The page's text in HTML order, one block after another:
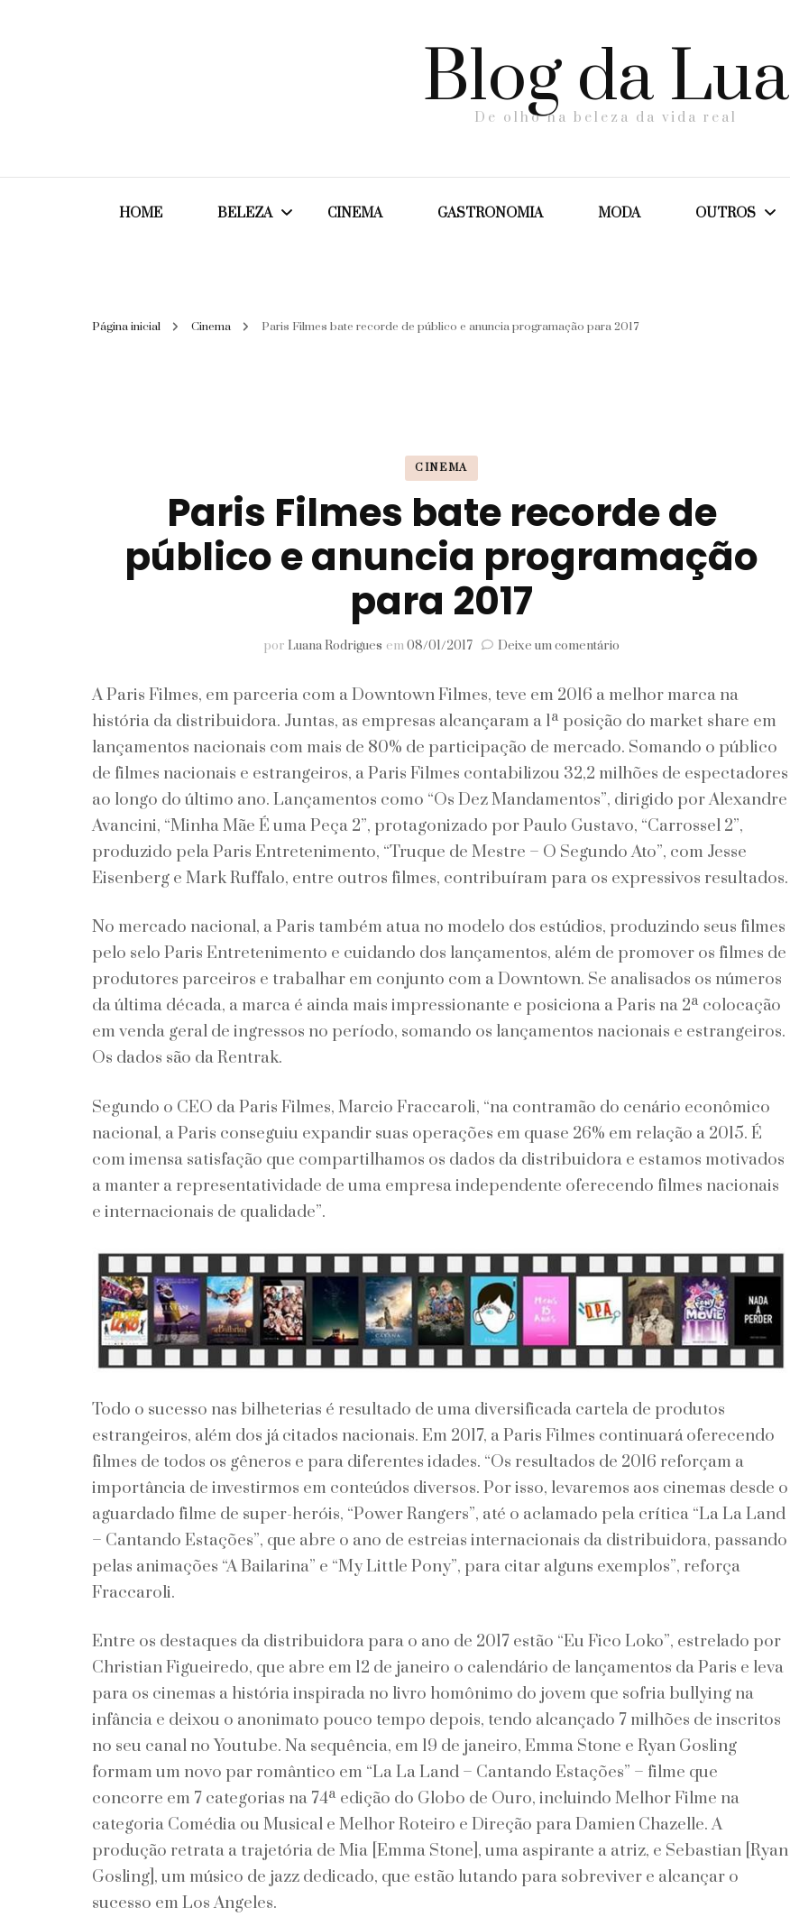
Blog da Lua
De olho na beleza da vida real
HOME BELEZA
Unhas
CINEMA GASTRONOMIA MODA OUTROS
Página inicial Cinema Paris Filmes bate recorde de público e anuncia programação para 2017
CINEMA
Paris Filmes bate recorde de
público e anuncia programação
para 2017
por Luana Rodrigues em08/01/2017 Deixe um comentárioem
bate
recorde
público
e
anuncia
programação
para
2017
A Paris Filmes, em parceria com a Downtown Filmes, teve em 2016 a melhor marca na
história da distribuidora. Juntas, as empresas alcançaram a 1ª posição do market share em
lançamentos nacionais com mais de 80% de participação de mercado. Somando o público
de filmes nacionais e estrangeiros, a Paris Filmes contabilizou 32,2 milhões de espectadores
ao longo do último ano. Lançamentos como “Os Dez Mandamentos”, dirigido por Alexandre
Avancini, “Minha Mãe É uma Peça 2”, protagonizado por Paulo Gustavo, “Carrossel 2”,
produzido pela Paris Entretenimento, “Truque de Mestre – O Segundo Ato”, com Jesse
Eisenberg e Mark Ruffalo, entre outros filmes, contribuíram para os expressivos resultados.
No mercado nacional, a Paris também atua no modelo dos estúdios, produzindo seus filmes
pelo selo Paris Entretenimento e cuidando dos lançamentos, além de promover os filmes de
produtores parceiros e trabalhar em conjunto com a Downtown. Se analisados os números
da última década, a marca é ainda mais impressionante e posiciona a Paris na 2ª colocação
em venda geral de ingressos no período, somando os lançamentos nacionais e estrangeiros.
Os dados são da Rentrak.
Segundo o CEO da Paris Filmes, Marcio Fraccaroli, “na contramão do cenário econômico
nacional, a Paris conseguiu expandir suas operações em quase 26% em relação a 2015. É
com imensa satisfação que compartilhamos os dados da distribuidora e estamos motivados
a manter a representatividade de uma empresa independente oferecendo filmes nacionais
e internacionais de qualidade”.
Todo o sucesso nas bilheterias é resultado de uma diversificada cartela de produtos
estrangeiros, além dos já citados nacionais. Em 2017, a Paris Filmes continuará oferecendo
filmes de todos os gêneros e para diferentes idades. “Os resultados de 2016 reforçam a
importância de investirmos em conteúdos diversos. Por isso, levaremos aos cinemas desde o
aguardado filme de super-heróis, “Power Rangers”, até o aclamado pela crítica “La La Land
– Cantando Estações”, que abre o ano de estreias internacionais da distribuidora, passando
pelas animações “A Bailarina” e “My Little Pony”, para citar alguns exemplos”, reforça
Fraccaroli.
Entre os destaques da distribuidora para o ano de 2017 estão “Eu Fico Loko”, estrelado por
Christian Figueiredo, que abre em 12 de janeiro o calendário de lançamentos da Paris e leva
para os cinemas a história inspirada no livro homônimo do jovem que sofria bullying na
infância e deixou o anonimato pouco tempo depois, tendo alcançado 7 milhões de inscritos
no seu canal no Youtube. Na sequência, em 19 de janeiro, Emma Stone e Ryan Gosling
formam um novo par romântico em “La La Land – Cantando Estações” – filme que
concorre em 7 categorias na 74ª edição do Globo de Ouro, incluindo Melhor Filme na
categoria Comédia ou Musical e Melhor Roteiro e Direção para Damien Chazelle. A
produção retrata a trajetória de Mia [Emma Stone], uma aspirante a atriz, e Sebastian [Ryan
Gosling], um músico de jazz dedicado, que estão lutando para sobreviver e alcançar o
sucesso em Los Angeles.